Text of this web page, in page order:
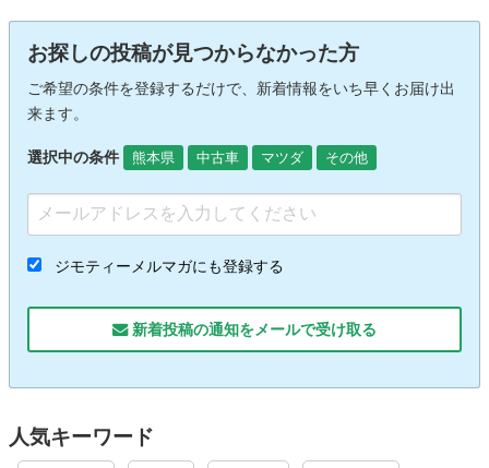
お探しの投稿が見つからなかった方
ご希望の条件を登録するだけで、新着情報をいち早くお届け出
来ます。
選択中の条件 熊本県 中古車 マツダ その他
ジモティーメルマガにも登録する
新着投稿の通知をメールで受け取る
人気キーワード